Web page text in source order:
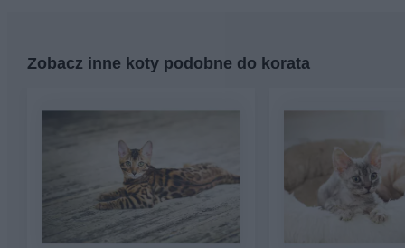
Zobacz inne koty podobne do korata